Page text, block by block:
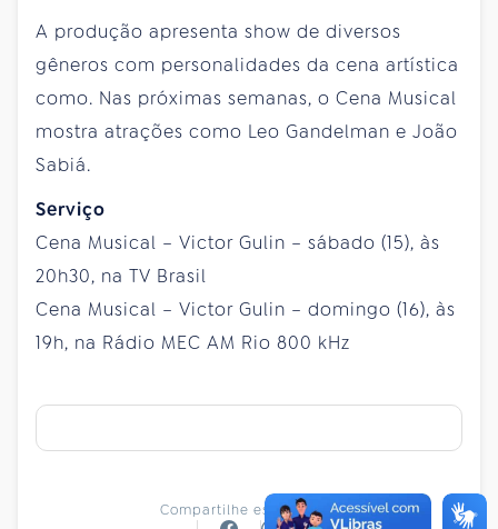
A produção apresenta show de diversos
gêneros com personalidades da cena artística
como. Nas próximas semanas, o Cena Musical
mostra atrações como Leo Gandelman e João
Sabiá.
Serviço
Cena Musical – Victor Gulin – sábado (15), às
20h30, na TV Brasil
Cena Musical – Victor Gulin – domingo (16), às
19h, na Rádio MEC AM Rio 800 kHz
Compartilhe essa notícia